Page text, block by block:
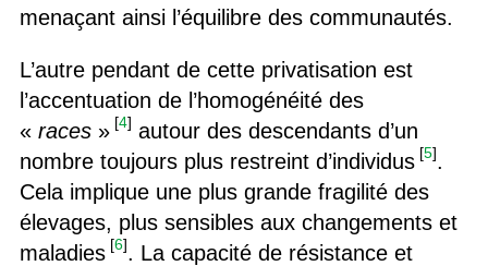
menaçant ainsi l’équilibre des communautés.
L’autre pendant de cette privatisation est
l’accentuation de l’homogénéité des
« races» [4] autour des descendants d’un
nombre toujours plus restreint d’individus [5].
Cela implique une plus grande fragilité des
élevages, plus sensibles aux changements et
maladies [6]. La capacité de résistance et